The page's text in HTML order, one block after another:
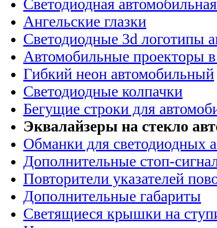
Светодиодная
Ангельские глазки
Светодиодные 3d логотипы
Автомобильные проекторы
Гибкий неон автомобильный
Светодиодные колпачки
Бегущие строки для
Эквалайзеры на стекло
Обманки для светодиодных
Дополнительные стоп-
Повторители указателей
Дополнительные габариты
Светящиеся крышки на